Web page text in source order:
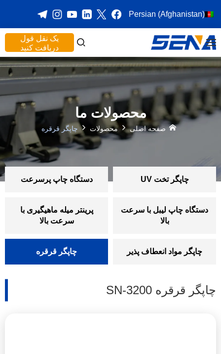
Persian (Afghanistan)
یک نقل قول
دریافت کنید
محصولات ما
صفحه اصلی محصولات چاپگر قرقره
چاپگر تخت UV دستگاه چاپ پرسرعت
دستگاه چاپ لیبل با سرعت
بالا
پرینتر میله ماهیگیری با
سرعت بالا
چاپگر مواد انعطاف پذیر چاپگر قرقره
چاپگر قرقره SN-3200